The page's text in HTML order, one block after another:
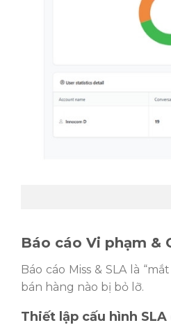
Báo cáo Vi phạm &
Báo cáo Miss & SLA là
bán hàng nào bị bỏ lỡ.
Thiết lập cấu hình